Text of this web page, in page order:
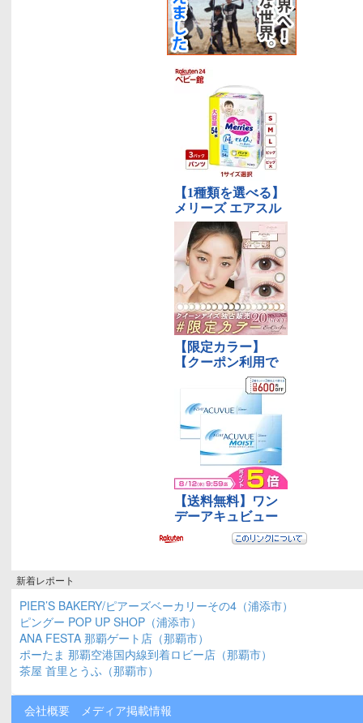
新着レポート
PIER’S BAKERY/ピアーズベーカリーその4（浦添市）
ピングー POP UP SHOP（浦添市）
ANA FESTA 那覇ゲート店（那覇市）
ポーたま 那覇空港国内線到着ロビー店（那覇市）
茶屋 首里とうふ（那覇市）
会社概要 メディア掲載情報